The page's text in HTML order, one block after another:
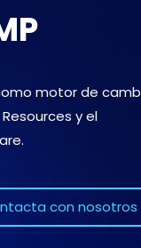
motor de
y el
con nosotros